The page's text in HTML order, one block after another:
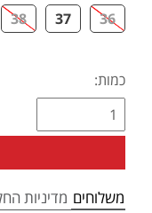
36
37
38
כמות:
משלוחים מדיניות